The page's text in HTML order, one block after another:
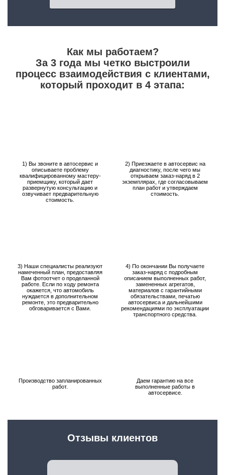
Как мы работаем?
За 3 года мы четко выстроили
процесс взаимодействия с клиентами,
который проходит в 4 этапа:
1) Вы звоните в автосервис и
описываете проблему
квалифицированному мастеру-
приемщику, который дает
развернутую консультацию и
озвучивает предварительную
стоимость.
2) Приезжаете в автосервис на
диагностику, после чего мы
открываем заказ-наряд в 2
экземплярах, где согласовываем
план работ и утверждаем
стоимость.
3) Наши специалисты реализуют
намеченный план, предоставляя
Вам фотоотчет о проделанной
работе. Если по ходу ремонта
окажется, что автомобиль
нуждается в дополнительном
ремонте, это предварительно
обговаривается с Вами.
4) По окончании Вы получаете
заказ-наряд с подробным
описанием выполненных работ,
замененных агрегатов,
материалов с гарантийными
обязательствами, печатью
автосервиса и дальнейшими
рекомендациями по эксплуатации
транспортного средства.
Производство запланированных
работ.
Даем гарантию на все
выполненные работы в
автосервисе.
Отзывы клиентов